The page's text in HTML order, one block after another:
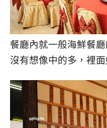
餐廳內就一般海鮮餐
沒有想像中的多，裡